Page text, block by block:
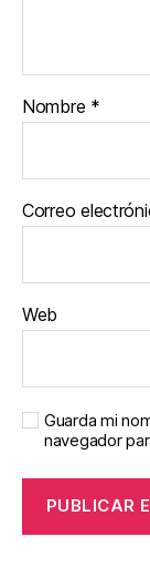
Nombre *
Correo
Web
Guarda mi
navegador